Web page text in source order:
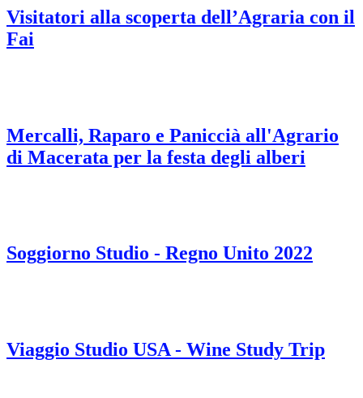
Visitatori alla scoperta dell’Agraria con il
Fai
Mercalli, Raparo e Paniccià all'Agrario
di Macerata per la festa degli alberi
Soggiorno Studio - Regno Unito 2022
Viaggio Studio USA - Wine Study Trip